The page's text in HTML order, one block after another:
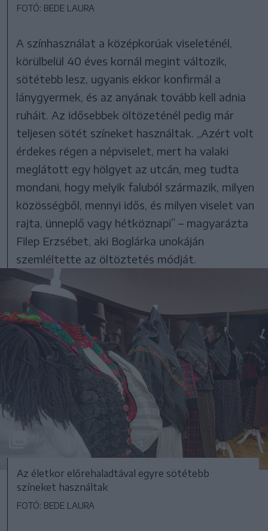
FOTÓ: BEDE LAURA
A színhasználat a középkorúak viseleténél,
körülbelül 40 éves kornál megint változik,
sötétebb lesz, ugyanis ekkor konfirmál a
lánygyermek, és az anyának tovább kell adnia
ruháit. Az idősebbek öltözeténél pedig már
teljesen sötét színeket használtak. „Azért volt
érdekes régen a népviselet, mert ha valaki
meglátott egy hölgyet az utcán, meg tudta
mondani, hogy melyik faluból származik, milyen
közösségből, mennyi idős, és milyen viselet van
rajta, ünneplő vagy hétköznapi” – magyarázta
Filep Erzsébet, aki Boglárka unokáján
szemléltette az öltöztetés módját.
Az életkor előrehaladtával egyre sötétebb
színeket használtak
FOTÓ: BEDE LAURA